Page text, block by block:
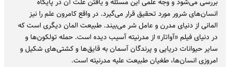
انسان‌های شرور مورد تحقیق قرار می‌گیرد. در واقع کامرون علم را نیز
المانی از دنیای مدرن و عامل شر می‌بیند. طبیعت المان دیگری است که
در دنیای فیلم «آواتار» از مدرنیته آسیب دیده است. حمله تولکون‌ها و
سایر حیوانات دریایی و پرندگان آسمان به قایق‌ها و کشتی‌های شکیل و
امروزی انسان‌ها، طغیان طبیعت علیه مدرنیته است.